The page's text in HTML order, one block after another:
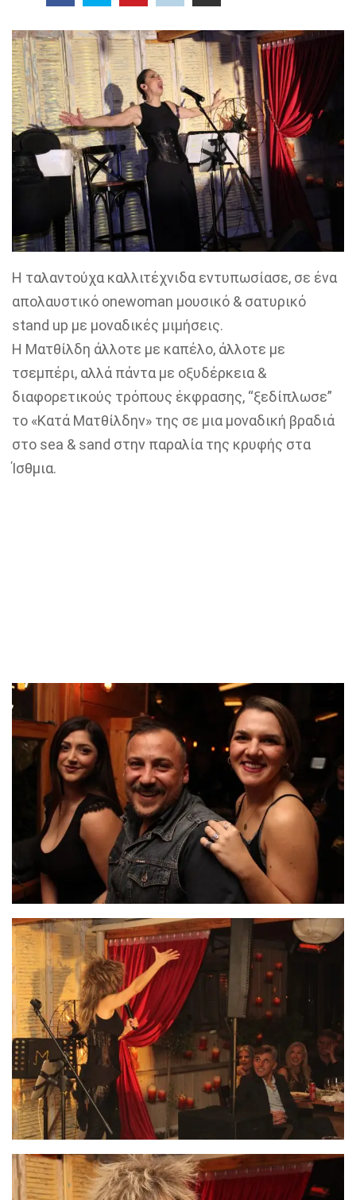
H ταλαντούχα καλλιτέχνιδα εντυπωσίασε, σε ένα
απολαυστικό onewoman μουσικό & σατυρικό
stand up με μοναδικές μιμήσεις.
Η Ματθίλδη άλλοτε με καπέλο, άλλοτε με
τσεμπέρι, αλλά πάντα με οξυδέρκεια &
διαφορετικούς τρόπους έκφρασης, “ξεδίπλωσε”
το «Κατά Ματθίλδην» της σε μια μοναδική βραδιά
στο sea & sand στην παραλία της κρυφής στα
Ίσθμια.